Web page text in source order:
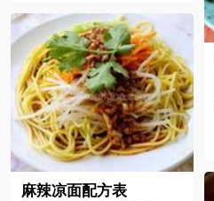
麻辣凉面配方表